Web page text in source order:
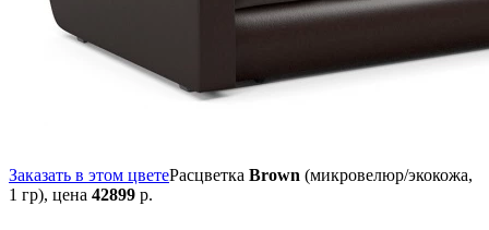
Заказать в этом цветеРасцветка Brown (микровелюр/экокожа,
1 гр), цена 42899 р.